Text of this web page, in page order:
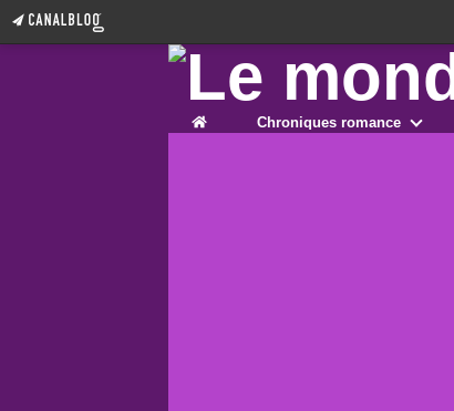
Home Chroniques romance